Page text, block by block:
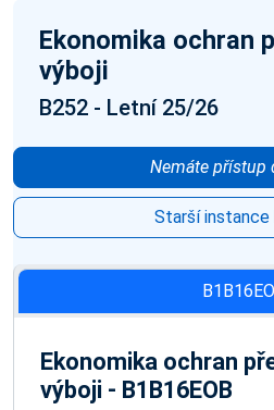
Ekonomika ochran
výboji
B252 - Letní 25/26
Nemáte přístup
Starší instance
Ekonomika ochran
výboji - B1B16EOB